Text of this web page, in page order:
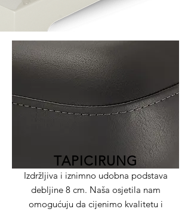
TAPICIRUNG
Izdržljiva i iznimno udobna podstava
debljine 8 cm. Naša osjetila nam
omogućuju da cijenimo kvalitetu i